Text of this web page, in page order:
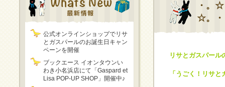
公式オンラインショップでリサ
とガスパールのお誕生日キャン
ペーンを開催
ブックエース イオンタウンい
わき小名浜店にて「Gaspard et
Lisa POP-UP SHOP」開催中♪
・。
☆。・
リサとガスパール
「うごく！リサ